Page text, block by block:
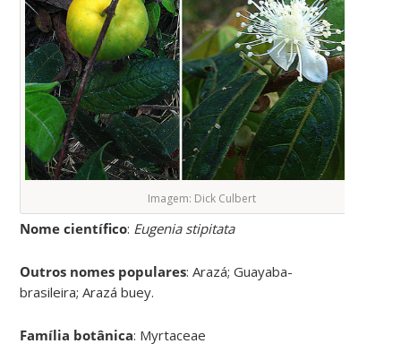
Imagem: Dick Culbert
Nome científico: Eugenia stipitata
Outros nomes populares: Arazá; Guayaba-
brasileira; Arazá buey.
Família botânica: Myrtaceae